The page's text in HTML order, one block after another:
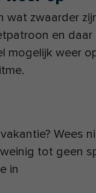
zwaarder
en daar
mogelijk weer
Wees
tot geen
in